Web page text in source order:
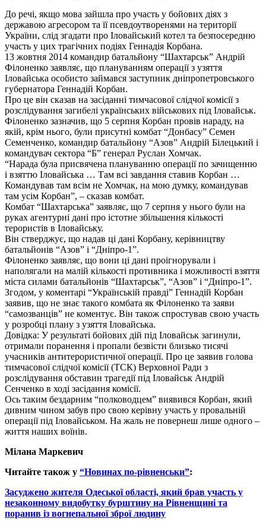
До речі, якщо мова зайшла про участь у бойових діях з
державою агресором та її псевдоутворенями на території
України, слід згадати про Іловайський котел та безпосередню
участь у цих трагічних подіях Геннадія Корбана.
13 жовтня 2014 командир батальйону “Шахтарськ” Андрій
Філоненко заявляє, що плануванням операції з узяття
Іловайська особисто займався заступник дніпропетровського
губернатора Геннадій Корбан.
Про це він сказав на засіданні тимчасової слідчої комісії з
розслідування загибелі українських військових під Іловайськ.
Філоненко зазначив, що 5 серпня Корбан провів нараду, на
якій, крім нього, були присутні комбат “Донбасу” Семен
Семенченко, командир батальйону “Азов” Андрій Білецький і
командувач сектора “Б” генерал Руслан Хомчак.
“Нарада була присвячена плануванню операції по зачищенню
і взяттю Іловайська … Там всі завдання ставив Корбан …
Командував там всім не Хомчак, на мою думку, командував
там усім Корбан”, – сказав комбат.
Комбат “Шахтарська” заявляє, що 7 серпня у нього були на
руках агентурні дані про істотне збільшення кількості
терористів в Іловайську.
Він стверджує, що надав ці дані Корбану, керівництву
батальйонів “Азов” і “Дніпро-1”.
Філоненко заявляє, що вони ці дані проігнорували і
наполягали на малій кількості противника і можливості взяття
міста силами батальйонів “Шахтарськ”, “Азов” і “Дніпро-1”.
Згодом, у коментарі “Українській правді” Геннадій Корбан
заявив, що не знає такого комбата як Філоненко та заяви
“самозванців” не коментує. Він також спростував свою участь
у розробці плану з узяття Іловайська.
Довідка: У результаті бойових дій під Іловайськ загинули,
отримали поранення і пропали безвісти близько тисячі
учасників антитерористичної операції. Про це заявив голова
тимчасової слідчої комісії (ТСК) Верховної Ради з
розслідування обставин трагедії під Іловайськ Андрій
Сенченко в ході засідання комісії.
Ось таким бездарним “полководцем” виявився Корбан, який
дивним чином забув про свою керівну участь у провальній
операції під Іловайськом. На жаль не повернеш лише одного –
життя наших воїнів.
Мілана Маркевич
Читайте також у “Новинах по-рівненськи”:
Засуджено жителя Одеської області, який брав участь у
незаконному видобутку бурштину на Рівненщині та
поранив із вогнепальної зброї людину